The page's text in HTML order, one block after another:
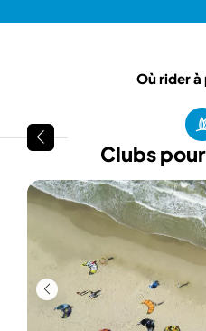
Où rider
Clubs